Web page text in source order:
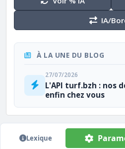
IA/
À LA UNE DU BLOG
27/07/2026
L'API turf.bzh : nos
enfin chez vous
Lexique